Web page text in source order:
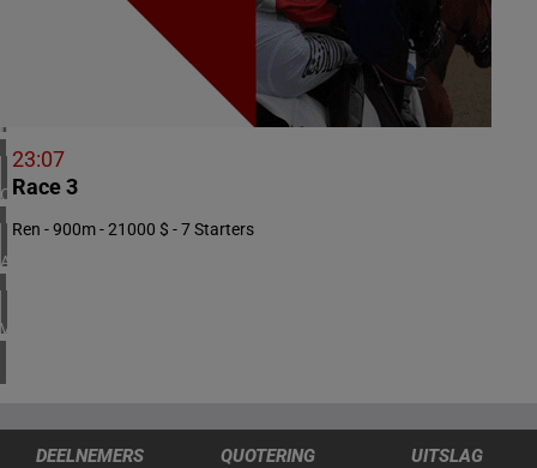
VERENIGD KONINKRIJK
IERLAND
1 meeting(s)
CHILI
1 meeting(s)
ARGENTINIË
1 meeting(s)
VERENIGDE STATEN
4 meeting(s)
23:07
Race 3
Ren - 900m - 21000 $ - 7 Starters
DEELNEMERS QUOTERING UITSLAG